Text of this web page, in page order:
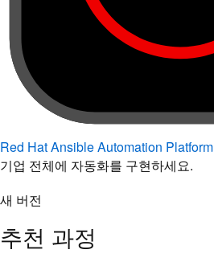
Red Hat Ansible Automation Platform
기업 전체에 자동화를 구현하세요.
새 버전
추천 과정